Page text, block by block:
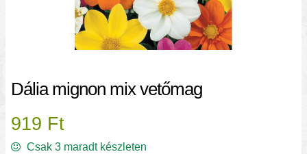
Dália mignon mix vetőmag
919 Ft
Csak 3 maradt készleten